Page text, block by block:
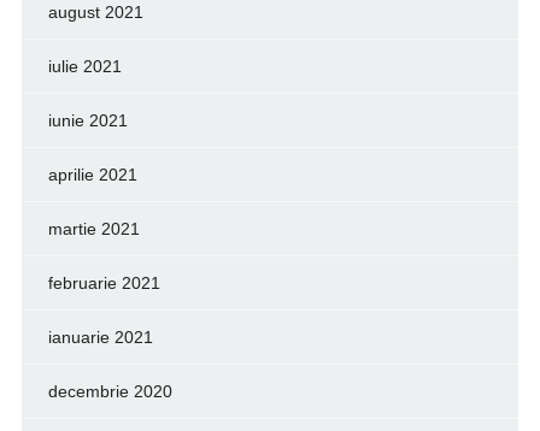
august 2021
iulie 2021
iunie 2021
aprilie 2021
martie 2021
februarie 2021
ianuarie 2021
decembrie 2020